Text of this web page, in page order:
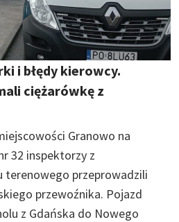
i błędy kierowcy.
ciężarówkę z
Granowo na
32 inspektorzy z
terenowego przeprowadzili
przewoźnika. Pojazd
z Gdańska do Nowego